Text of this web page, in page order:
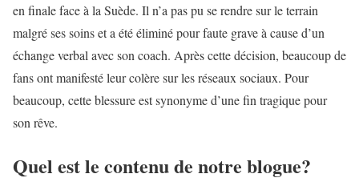
en finale face à la Suède. Il n’a pas pu se rendre sur le terrain
malgré ses soins et a été éliminé pour faute grave à cause d’un
échange verbal avec son coach. Après cette décision, beaucoup de
fans ont manifesté leur colère sur les réseaux sociaux. Pour
beaucoup, cette blessure est synonyme d’une fin tragique pour
son rêve.
Quel est le contenu de notre blogue?